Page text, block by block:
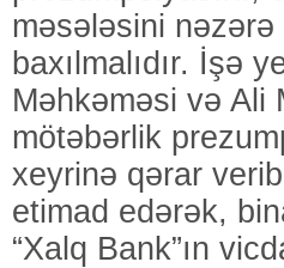
məsələsini
baxılmalıdır. İşə
Məhkəməsi və Ali
mötəbərlik
xeyrinə qərar
etimad edərək,
“Xalq Bank”ın